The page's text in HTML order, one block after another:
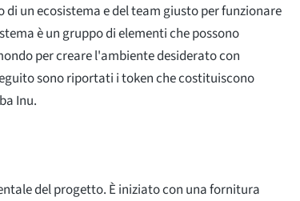
un ecosistema e del team giusto per funzionare
è un gruppo di elementi che possono
per creare l'ambiente desiderato con
sono riportati i token che costituiscono
Inu.
del progetto. È iniziato con una fornitura